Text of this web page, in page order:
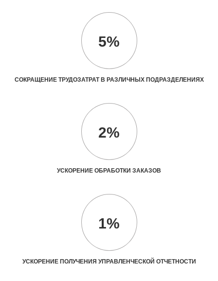
5%
СОКРАЩЕНИЕ ТРУДОЗАТРАТ В РАЗЛИЧНЫХ ПОДРАЗДЕЛЕНИЯХ
2%
УСКОРЕНИЕ ОБРАБОТКИ ЗАКАЗОВ
1%
УСКОРЕНИЕ ПОЛУЧЕНИЯ УПРАВЛЕНЧЕСКОЙ ОТЧЕТНОСТИ